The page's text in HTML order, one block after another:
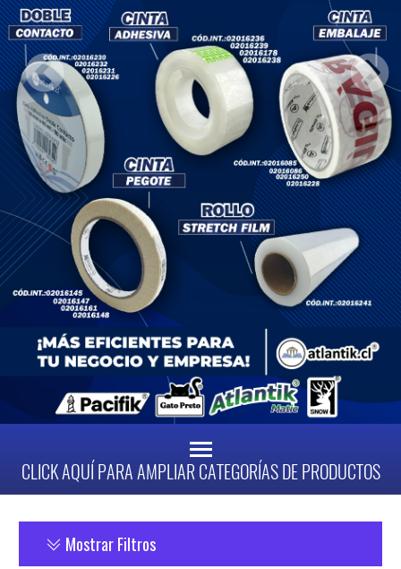
CLICK AQUÍ PARA AMPLIAR CATEGORÍAS DE PRODUCTOS
Mostrar Filtros